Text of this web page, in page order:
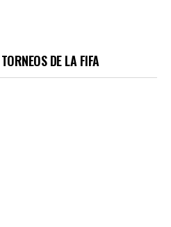
DE LA FIFA